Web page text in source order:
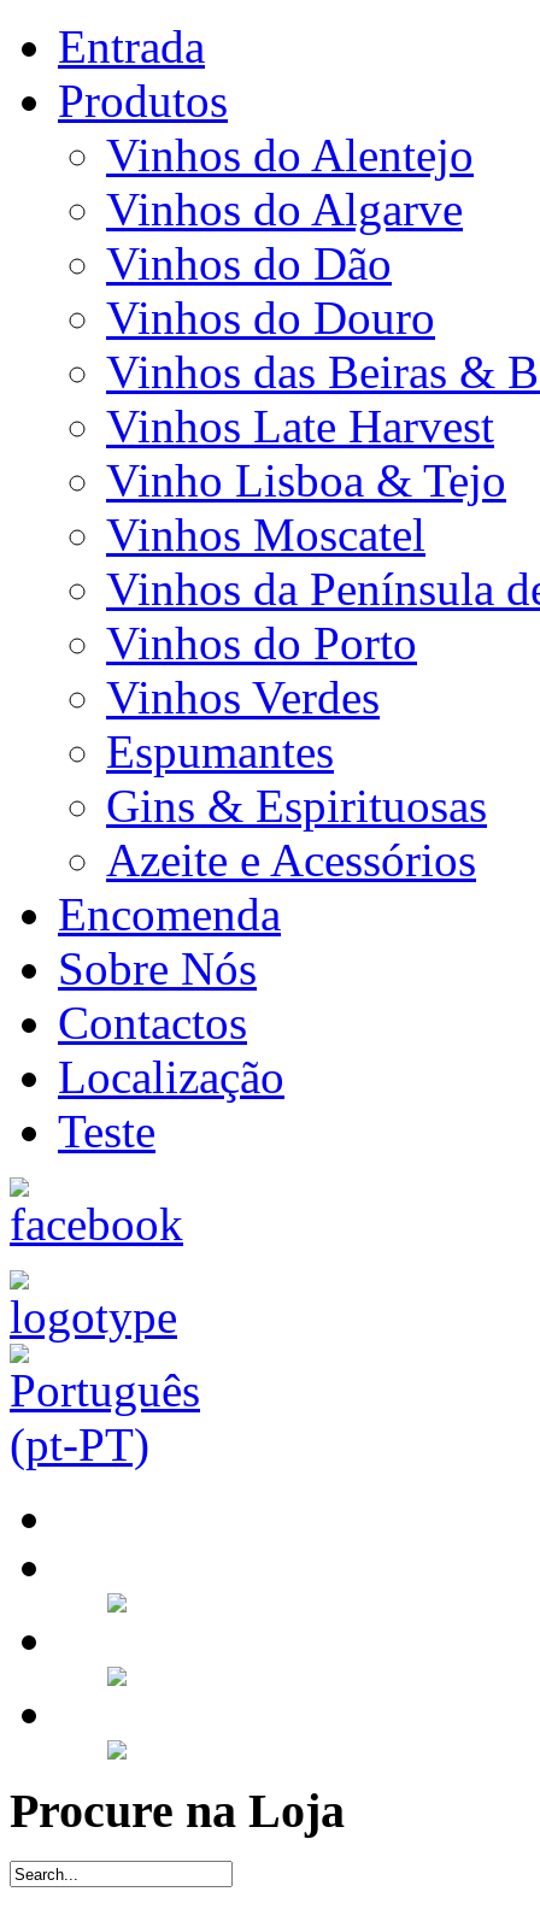
Entrada
Produtos
Vinhos do Alentejo
Vinhos do Algarve
Vinhos do Dão
Vinhos do Douro
Vinhos das Beiras &
Vinhos Late Harvest
Vinho Lisboa & Tejo
Vinhos Moscatel
Vinhos da Península
Vinhos do Porto
Vinhos Verdes
Espumantes
Gins & Espirituosas
Azeite e Acessórios
Encomenda
Sobre Nós
Contactos
Localização
Teste
Procure na Loja